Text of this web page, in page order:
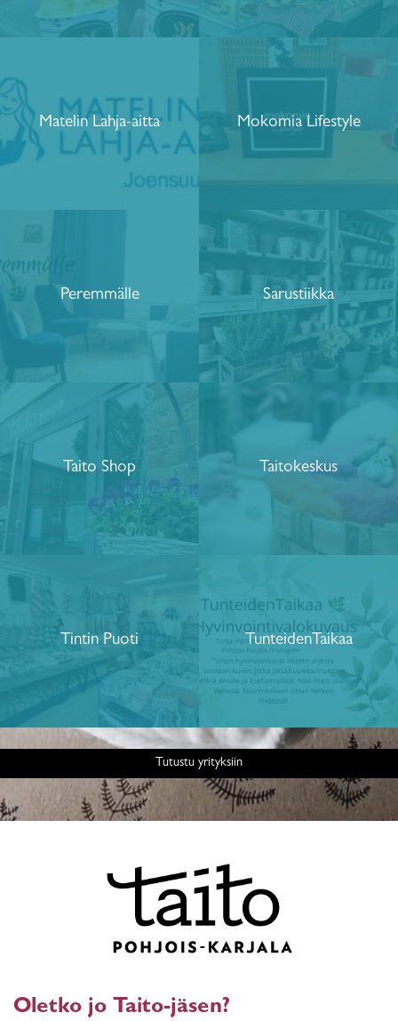
Matelin Lahja-aitta Mokomia Lifestyle
Peremmälle Sarustiikka
Taito Shop Taitokeskus
Tintin Puoti TunteidenTaikaa
Tutustu yrityksiin
Oletko jo Taito-jäsen?